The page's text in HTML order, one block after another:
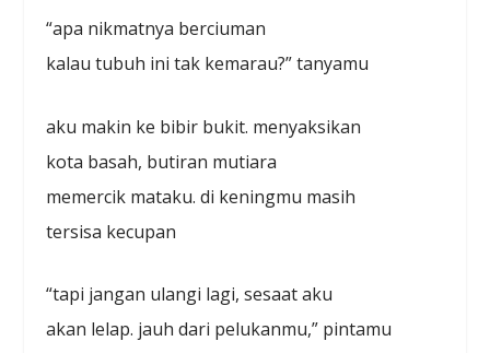
“apa nikmatnya berciuman
kalau tubuh ini tak kemarau?” tanyamu
aku makin ke bibir bukit. menyaksikan
kota basah, butiran mutiara
memercik mataku. di keningmu masih
tersisa kecupan
“tapi jangan ulangi lagi, sesaat aku
akan lelap. jauh dari pelukanmu,” pintamu